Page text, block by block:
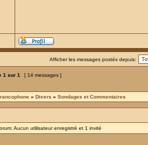
Afficher les messages postés depuis:
1 sur 1 [ 14 messages ]
» Divers » Sondages et Commentaires
Aucun utilisateur enregistré et 1 invité